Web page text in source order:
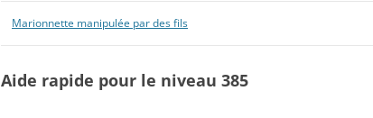
Marionnette manipulée par des fils
Aide rapide pour le niveau 385